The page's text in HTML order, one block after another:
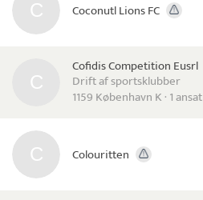
Coconutl Lions FC
Cofidis Competition Eusrl
Drift af sportsklubber
1159 København K · 1 ansat
Colouritten